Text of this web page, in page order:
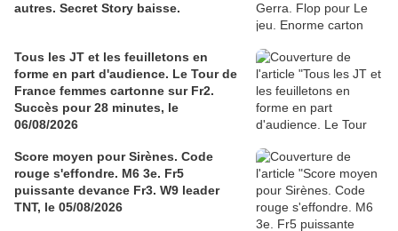
autres. Secret Story baisse.
Tous les JT et les feuilletons en
forme en part d'audience. Le Tour de
France femmes cartonne sur Fr2.
Succès pour 28 minutes, le
06/08/2026
Score moyen pour Sirènes. Code
rouge s'effondre. M6 3e. Fr5
puissante devance Fr3. W9 leader
TNT, le 05/08/2026